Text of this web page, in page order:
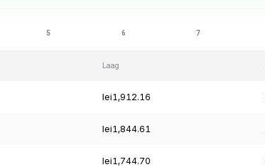
Laag
lei1,912.16
lei1,844.61
lei1,744.70